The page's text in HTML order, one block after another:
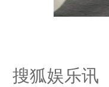
搜狐娱乐讯